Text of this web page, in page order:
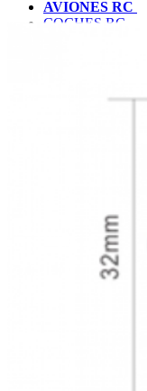
AVIONES RC
COCHES RC
JUEGOS
MAQUETAS
ROBOTICA Y
SLOT Y
PATINES
USADOS Y